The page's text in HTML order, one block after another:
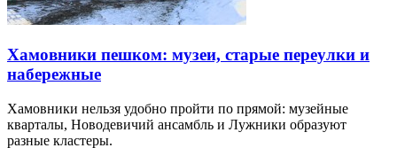
Хамовники пешком: музеи, старые переулки и
набережные
Хамовники нельзя удобно пройти по прямой: музейные
кварталы, Новодевичий ансамбль и Лужники образуют
разные кластеры.